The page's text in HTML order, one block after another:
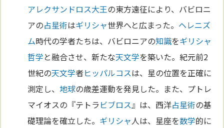
アレクサンドロス大王の東方遠征により、バビロニ
アの占星術はギリシャ世界へと広まった。 ヘレニズ
ム時代の学者たちは、バビロニアの知識をギリシャ
哲学と融合させ、新たな天文学を築いた。紀元前2
世紀の天文学者ヒッパルコスは、星の位置を正確に
測定し、地球の歳差運動を発見した。また、プトレ
マイオスの『テトラ ビブロス』は、西洋占星術の基
礎理論を確立した。 ギリシャ人は、星座を数学的に